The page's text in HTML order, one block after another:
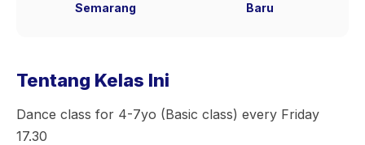
Semarang Baru
Tentang Kelas Ini
Dance class for 4-7yo (Basic class) every Friday
17.30